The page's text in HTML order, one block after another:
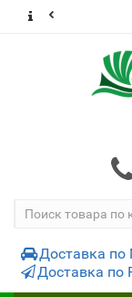
Доставка по
Доставка по